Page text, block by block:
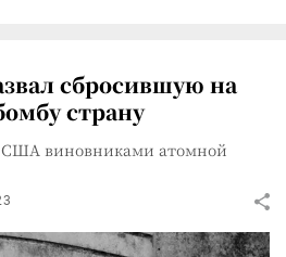
сбросившую на
страну
США виновниками атомной